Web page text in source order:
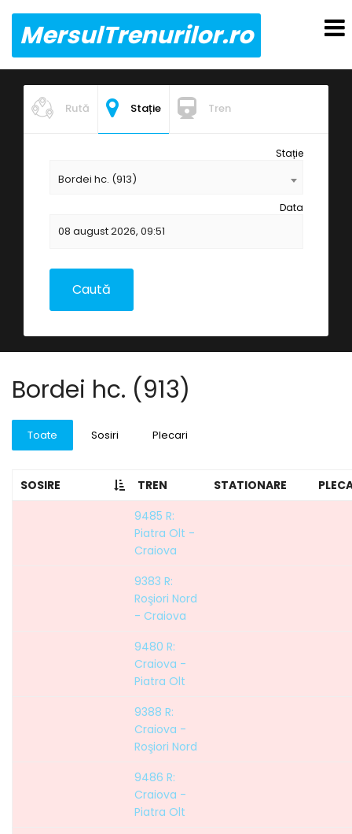
MersulTrenurilor.ro
Rută Stație Tren
Stație
Bordei hc. (913)
Data
Bordei hc. (913)
Toate Sosiri Plecari
SOSIRE TREN STATIONARE
9485 R:
Piatra Olt -
Craiova
9383 R:
Roşiori Nord
- Craiova
9480 R:
Craiova -
Piatra Olt
9388 R:
Craiova -
Roşiori Nord
9486 R:
Craiova -
Piatra Olt